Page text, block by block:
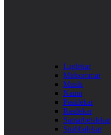
Laglekar
Midsommar
Musik
Namn
Påsklekar
Rastlekar
Samarbetslekar
Snabbalekar